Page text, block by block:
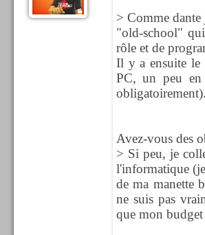
> Comme
"old-school"
rôle et de
Il y a ensuite le
PC, un peu en
obligatoirement).
Avez-vous des
> Si peu, je
l'informatique
de ma manette
ne suis pas
que mon